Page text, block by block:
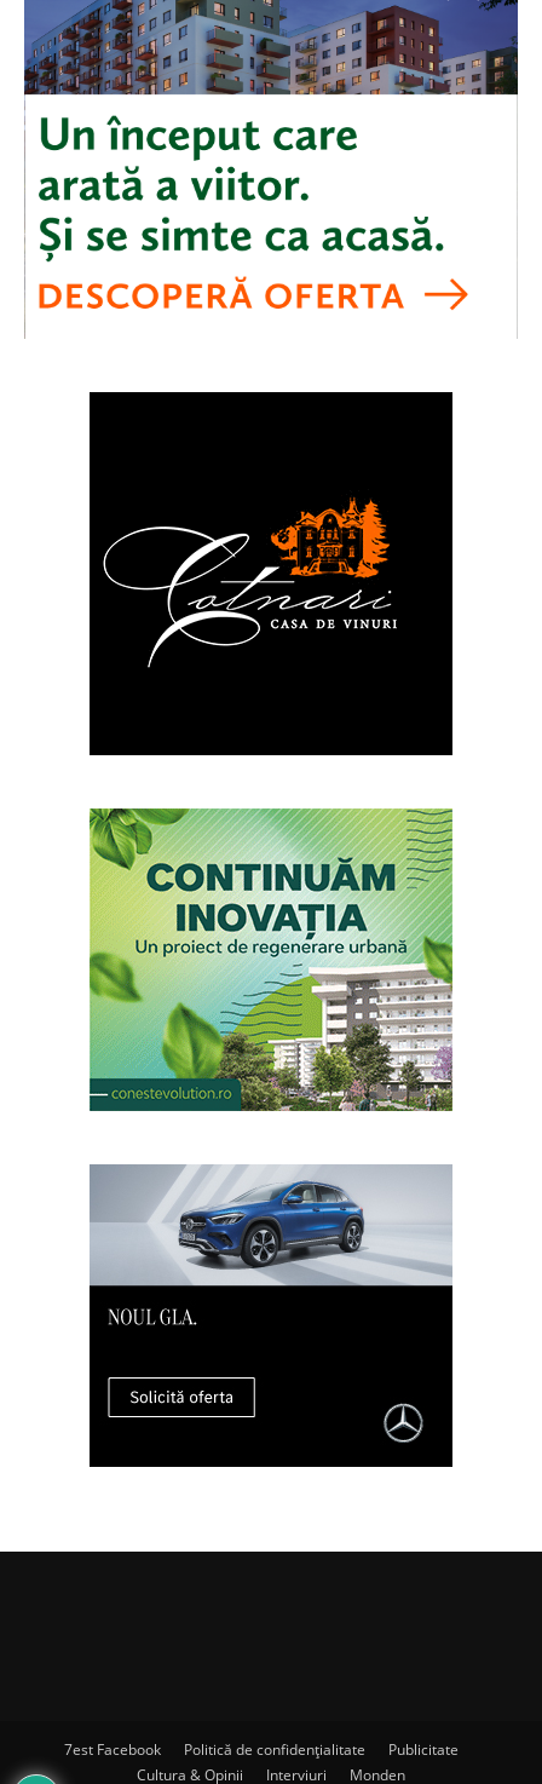
7est Facebook Politică de confidențialitate
Publicitate
Cultura & Opinii
Interviuri Monden